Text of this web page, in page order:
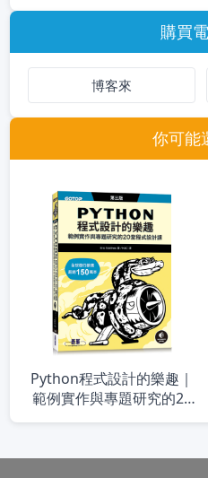
購買
博客來
你可能
Python程式設計的樂趣｜
範例實作與專題研究的20
堂程式設計課 第三版